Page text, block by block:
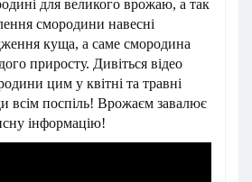
для великого врожаю, а так
смородини навесні
куща, а саме смородина
приросту. Дивіться відео
цим у квітні та травні
всім поспіль! Врожаєм завалює
інформацію!